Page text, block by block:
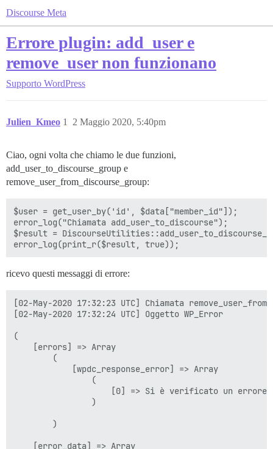
Discourse Meta
Errore plugin: add_user e
remove_user non funzionano
Supporto WordPress
Julien_Kmeo 2 Maggio 2020, 5:40pm
1
Ciao, ogni volta che chiamo le due funzioni,
add_user_to_discourse_group e
remove_user_from_discourse_group:
$user = get_user_by('id', $data["member_id"]);
error_log("Chiamata add_user_to_discourse");
$result =
ricevo questi messaggi di errore:
[02-May-2020 17:32:23 UTC] Chiamata
[02-May-2020 17:32:24 UTC] Oggetto WP_Error
(
    [errors] => Array
        (
            [wpdc_response_error] => Array
                (
[0] => Si è verificato un
                )
        )
    [error_data] => Array